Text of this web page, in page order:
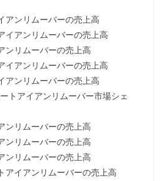
アンリムーバーの売上高
イアンリムーバーの売上高
ンリムーバーの売上高
イアンリムーバーの売上高
アンリムーバーの売上高
トアイアンリムーバー市場シェ
ンリムーバーの売上高
ンリムーバーの売上高
ンリムーバーの売上高
アイアンリムーバーの売上高